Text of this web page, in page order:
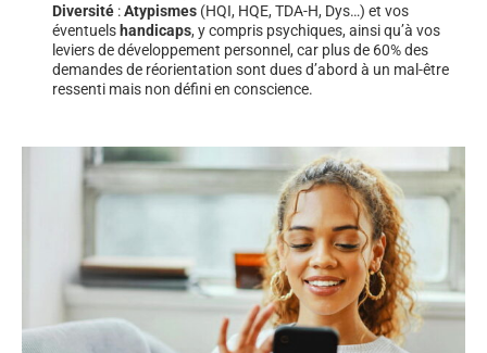
Diversité :Atypismes (HQI, HQE, TDA-H, Dys…) et vos
éventuels handicaps, y compris psychiques, ainsi qu’à vos
leviers de développement personnel, car plus de 60% des
demandes de réorientation sont dues d’abord à un mal-être
ressenti mais non défini en conscience.